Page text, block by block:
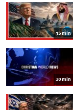
15 min
30 min